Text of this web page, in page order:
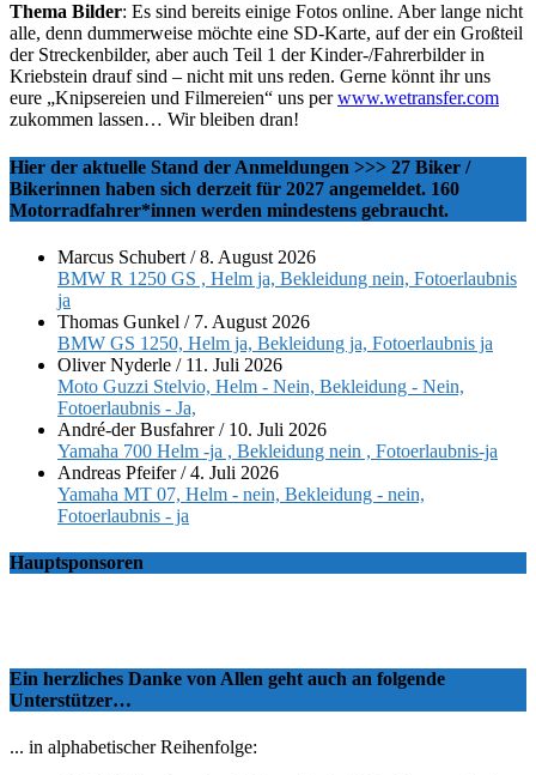
Thema Bilder: Es sind bereits einige Fotos online. Aber lange nicht
alle, denn dummerweise möchte eine SD-Karte, auf der ein Großteil
der Streckenbilder, aber auch Teil 1 der Kinder-/Fahrerbilder in
Kriebstein drauf sind – nicht mit uns reden. Gerne könnt ihr uns
eure „Knipsereien und Filmereien“ uns perwww.wetransfer.com
zukommen lassen… Wir bleiben dran!
Hier der aktuelle Stand der Anmeldungen >>> 27 Biker /
Bikerinnen haben sich derzeit für 2027 angemeldet. 160
Motorradfahrer*innen werden mindestens gebraucht.
Marcus Schubert /8. August 2026
BMW R 1250 GS , Helm ja, Bekleidung nein, Fotoerlaubnis
ja
Thomas Gunkel / 7. August 2026
BMW GS 1250, Helm ja, Bekleidung ja, Fotoerlaubnis ja
Oliver Nyderle / 11. Juli 2026
Moto Guzzi Stelvio, Helm - Nein, Bekleidung - Nein,
Fotoerlaubnis - Ja,
André-der Busfahrer/ 10. Juli 2026
Yamaha 700 Helm -ja , Bekleidung nein , Fotoerlaubnis-ja
Andreas Pfeifer/4. Juli 2026
Yamaha MT 07, Helm - nein, Bekleidung - nein,
Fotoerlaubnis - ja
Hauptsponsoren
Ein herzliches Danke von Allen geht auch an folgende
Unterstützer…
... in alphabetischer Reihenfolge: